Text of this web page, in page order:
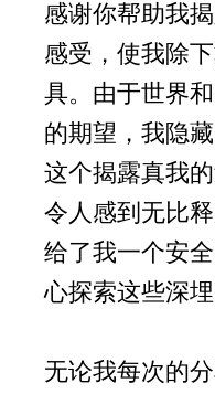
感谢你帮助我
感受，使我除
具。由于世界
的期望，我隐
这个揭露真我
令人感到无比
给了我一个安
心探索这些深埋
无论我每次的